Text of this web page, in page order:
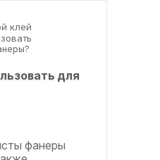
для
фанеры